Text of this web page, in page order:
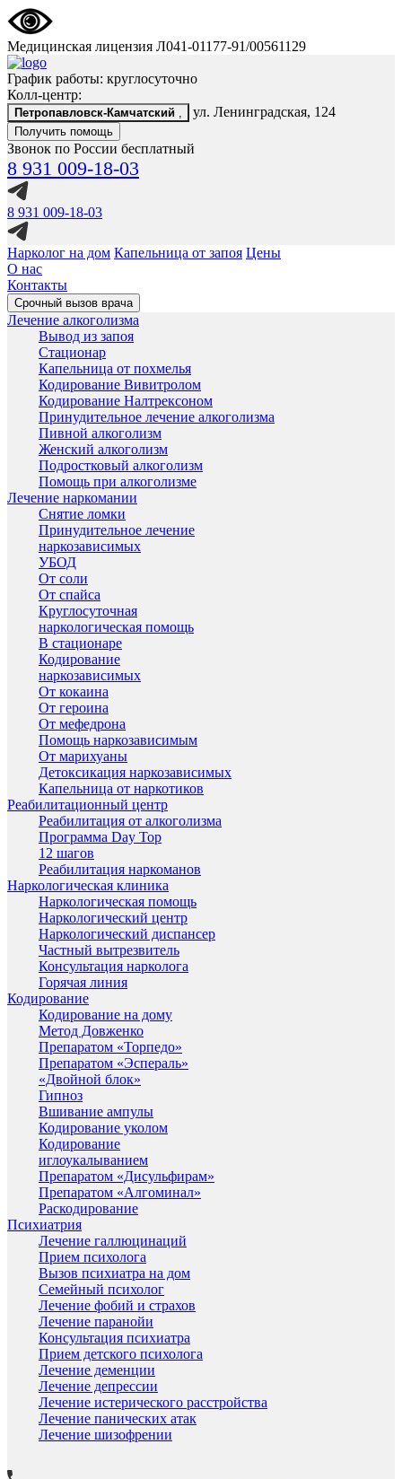
Медицинская лицензия Л041-01177-91/00561129
График работы: круглосуточно
Колл-центр:
Петропавловск-Камчатский , ул. Ленинградская, 124
Получить помощь
Звонок по России бесплатный
8 931 009-18-03
8 931 009-18-03
Нарколог на дом Капельница от запоя Цены
О нас
Контакты
Срочный вызов врача
Лечение алкоголизма
Вывод из запоя
Стационар
Капельница от похмелья
Кодирование Вивитролом
Кодирование Налтрексоном
Принудительное лечение алкоголизма
Пивной алкоголизм
Женский алкоголизм
Подростковый алкоголизм
Помощь при алкоголизме
Лечение наркомании
Снятие ломки
Принудительное лечение
наркозависимых
УБОД
От соли
От спайса
Круглосуточная
наркологическая помощь
В стационаре
Кодирование
наркозависимых
От кокаина
От героина
От мефедрона
Помощь наркозависимым
От марихуаны
Детоксикация наркозависимых
Капельница от наркотиков
Реабилитационный центр
Реабилитация от алкоголизма
Программа Day Top
12 шагов
Реабилитация наркоманов
Наркологическая клиника
Наркологическая помощь
Наркологический центр
Наркологический диспансер
Частный вытрезвитель
Консультация нарколога
Горячая линия
Кодирование
Кодирование на дому
Метод Довженко
Препаратом «Торпедо»
Препаратом «Эспераль»
«Двойной блок»
Гипноз
Вшивание ампулы
Кодирование уколом
Кодирование
иглоукалыванием
Препаратом «Дисульфирам»
Препаратом «Алгоминал»
Раскодирование
Психиатрия
Лечение галлюцинаций
Прием психолога
Вызов психиатра на дом
Семейный психолог
Лечение фобий и страхов
Лечение паранойи
Консультация психиатра
Прием детского психолога
Лечение деменции
Лечение депрессии
Лечение истерического расстройства
Лечение панических атак
Лечение шизофрении